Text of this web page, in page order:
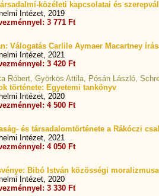
közéleti kapcsolatai és
Intézet, 2019
3 771 Ft
Válogatás Carlile Aymaer Macartney
Intézet, 2021
3 420 Ft
Róbert, Györkös Attila, Pósán László,
története: Egyetemi tankönyv
Intézet, 2020
4 500 Ft
és társadalomtörténete a Rákóczi
Intézet, 2021
4 050 Ft
Bibó István közösségi moralizmusa
Intézet, 2020
3 330 Ft